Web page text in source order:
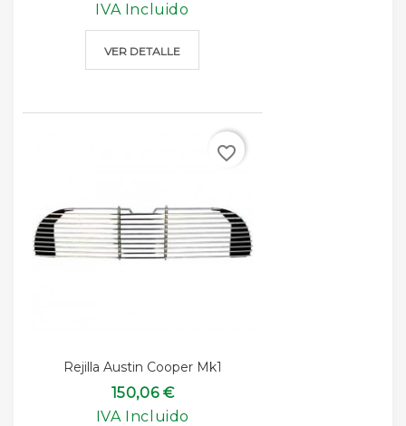
IVA Incluido
VER DETALLE
Rejilla Austin Cooper Mk1
150,06 €
IVA Incluido
favorite_border